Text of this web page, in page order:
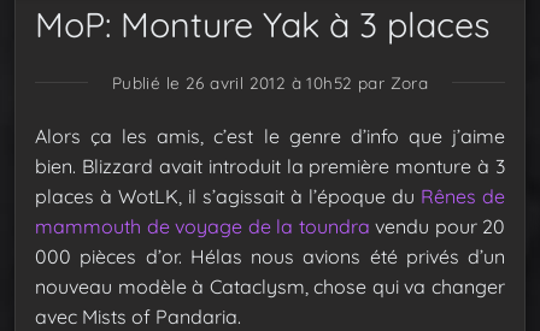
MoP: Monture Yak à 3 places
Publié le 26 avril 2012 à 10h52 par Zora
Alors ça les amis, c’est le genre d’info que j’aime
bien. Blizzard avait introduit la première monture à 3
places à WotLK, il s’agissait à l’époque du Rênes de
mammouth de voyage de la toundra vendu pour 20
000 pièces d’or. Hélas nous avions été privés d’un
nouveau modèle à Cataclysm, chose qui va changer
avec Mists of Pandaria.